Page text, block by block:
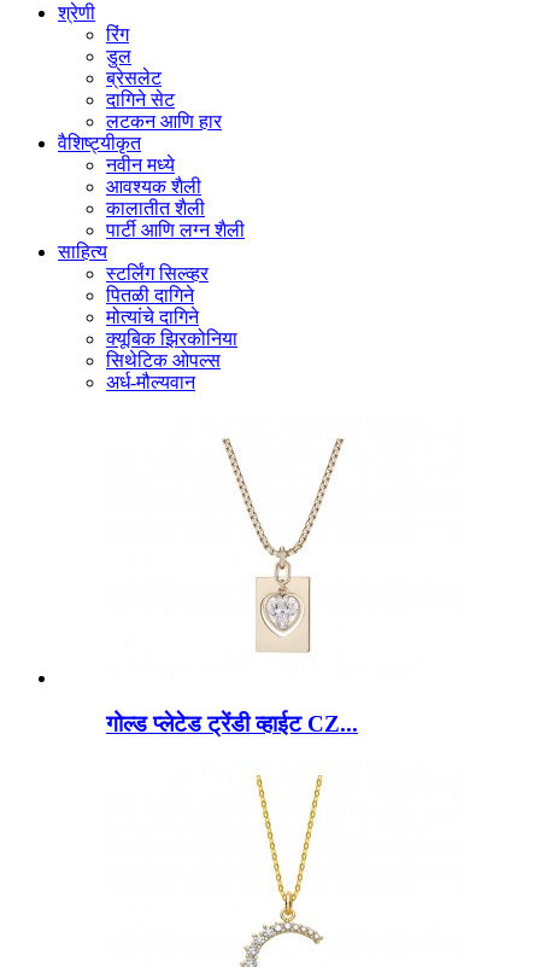
श्रेणी
रिंग
डुल
ब्रेसलेट
दागिने सेट
लटकन आणि हार
वैशिष्ट्यीकृत
नवीन मध्ये
आवश्यक शैली
कालातीत शैली
पार्टी आणि लग्न शैली
साहित्य
स्टर्लिंग सिल्व्हर
पितळी दागिने
मोत्यांचे दागिने
क्यूबिक झिरकोनिया
सिथेटिक ओपल्स
अर्ध-मौल्यवान
गोल्ड प्लेटेड ट्रेंडी व्हाईट CZ...